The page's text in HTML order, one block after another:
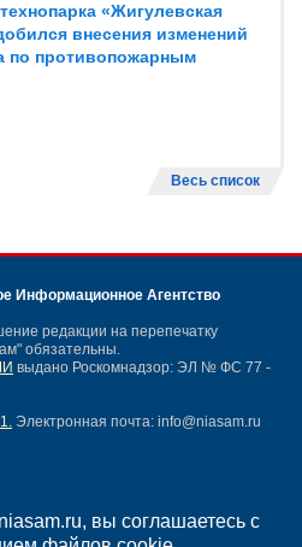
вы соглашаетесь с
«Жигулевская
внесения изменений
по противопожарным
Весь список
Информационное Агентство
редакции на перепечатку
обязательны.
выдано Роскомнадзор: ЭЛ № ФС 77 -
Электронная почта: info@niasam.ru